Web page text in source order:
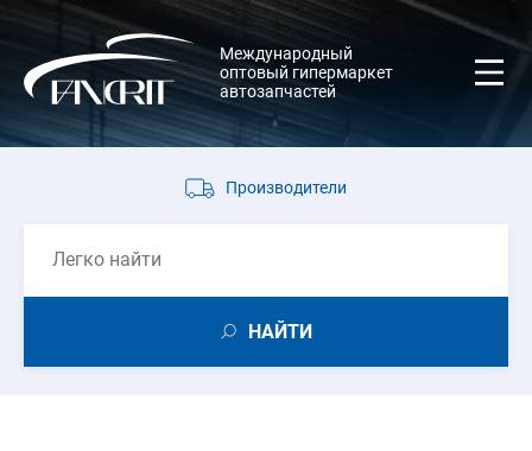
Международный
оптовый гипермаркет
автозапчастей
Производители
НАЙТИ